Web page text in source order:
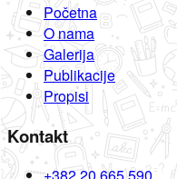
Početna
O nama
Galerija
Publikacije
Propisi
Kontakt